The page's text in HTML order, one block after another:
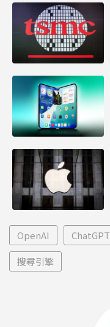
OpenAI ChatGPT
搜尋引擎